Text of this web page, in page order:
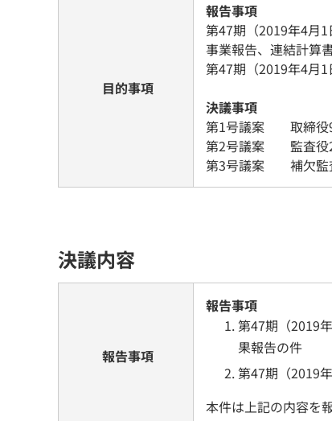
目的事項
報告事項
第47期（2019年4月1
事業報告、連結計算
第47期（2019年4月
決議事項
第1号議案 取締役
第2号議案 監査役
第3号議案 補欠監
決議内容
報告事項
報告事項
第47期（2019
果報告の件
第47期（2019
本件は上記の内容を